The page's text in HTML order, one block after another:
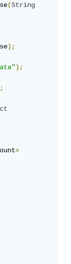
(String
);
);
;
=